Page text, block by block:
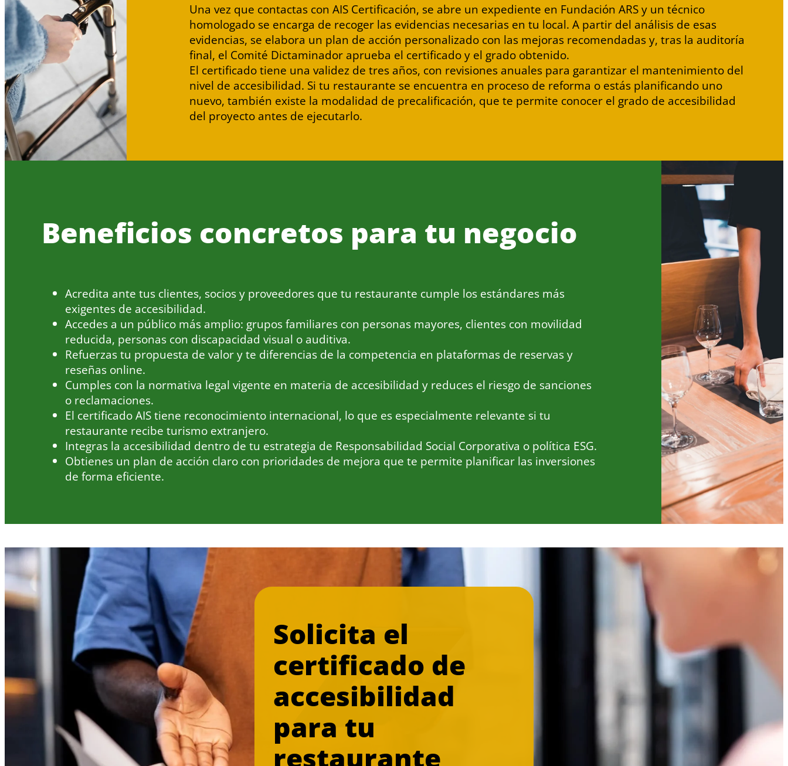
Una vez que contactas con AIS Certificación, se abre un expediente en Fundación ARS y un técnico
homologado se encarga de recoger las evidencias necesarias en tu local. A partir del análisis de esas
evidencias, se elabora un plan de acción personalizado con las mejoras recomendadas y, tras la auditoría
final, el Comité Dictaminador aprueba el certificado y el grado obtenido.
El certificado tiene una validez de tres años, con revisiones anuales para garantizar el mantenimiento del
nivel de accesibilidad. Si tu restaurante se encuentra en proceso de reforma o estás planificando uno
nuevo, también existe la modalidad de precalificación, que te permite conocer el grado de accesibilidad
del proyecto antes de ejecutarlo.
Beneficios concretos para tu negocio
Acredita ante tus clientes, socios y proveedores que tu restaurante cumple los estándares más
exigentes de accesibilidad.
Accedes a un público más amplio: grupos familiares con personas mayores, clientes con movilidad
reducida, personas con discapacidad visual o auditiva.
Refuerzas tu propuesta de valor y te diferencias de la competencia en plataformas de reservas y
reseñas online.
Cumples con la normativa legal vigente en materia de accesibilidad y reduces el riesgo de sanciones
o reclamaciones.
El certificado AIS tiene reconocimiento internacional, lo que es especialmente relevante si tu
restaurante recibe turismo extranjero.
Integras la accesibilidad dentro de tu estrategia de Responsabilidad Social Corporativa o política ESG.
Obtienes un plan de acción claro con prioridades de mejora que te permite planificar las inversiones
de forma eficiente.
Solicita el
certificado de
accesibilidad
para tu
restaurante